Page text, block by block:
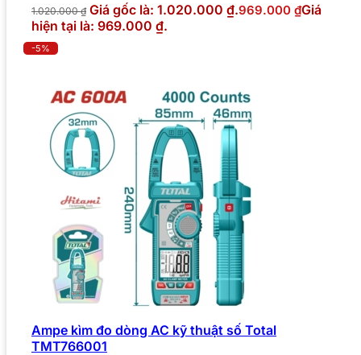
1.020.000₫ Giá gốc là: 1.020.000 ₫.969.000 ₫Giá
hiện tại là: 969.000 ₫.
-5%
Ampe kìm đo dòng AC kỹ thuật số Total
TMT766001